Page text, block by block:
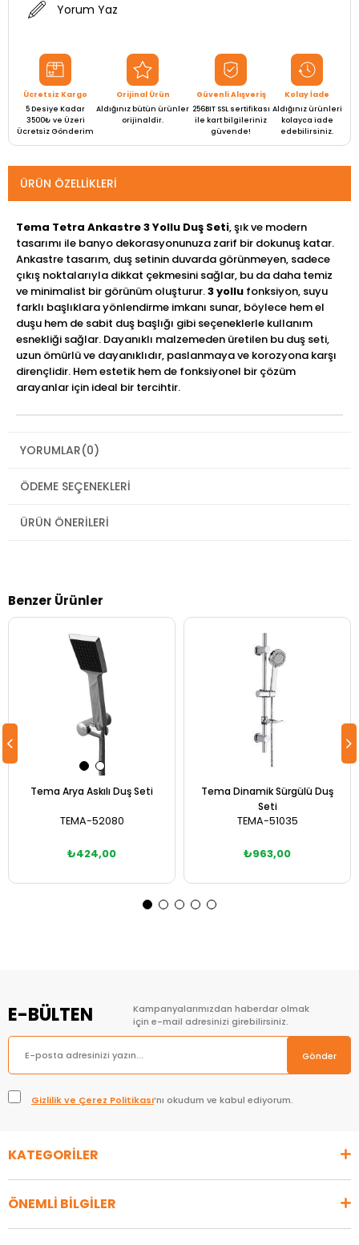
Yorum Yaz
Ücretsiz Kargo
5 Desiye Kadar
3500₺ ve Üzeri
Ücretsiz Gönderim
Orijinal Ürün
Aldığınız bütün ürünler
orijinaldir.
Güvenli Alışveriş
256BIT SSL sertifikası
ile kart bilgileriniz
güvende!
Kolay İade
Aldığınız ürünleri
kolayca iade
edebilirsiniz.
ÜRÜN ÖZELLIKLERI
Tema Tetra Ankastre 3 Yollu Duş Seti, şık ve modern
tasarımı ile banyo dekorasyonunuza zarif bir dokunuş katar.
Ankastre tasarım, duş setinin duvarda görünmeyen, sadece
çıkış noktalarıyla dikkat çekmesini sağlar, bu da daha temiz
ve minimalist bir görünüm oluşturur.3 yollu fonksiyon, suyu
farklı başlıklara yönlendirme imkanı sunar, böylece hem el
duşu hem de sabit duş başlığı gibi seçeneklerle kullanım
esnekliği sağlar. Dayanıklı malzemeden üretilen bu duş seti,
uzun ömürlü ve dayanıklıdır, paslanmaya ve korozyona karşı
dirençlidir. Hem estetik hem de fonksiyonel bir çözüm
arayanlar için ideal bir tercihtir.
YORUMLAR(0)
ÖDEME SEÇENEKLERI
ÜRÜN ÖNERILERI
Benzer Ürünler
Tema Arya Askılı Duş Seti
TEMA-52080
₺424,00
Tema Dinamik Sürgülü Duş
Seti
TEMA-51035
₺963,00
E-BÜLTEN
Kampanyalarımızdan haberdar olmak
için e-mail adresinizi girebilirsiniz.
Gönder
Gizlilik ve Çerez Politikası’nı okudum ve kabul ediyorum.
KATEGORİLER
ÖNEMLİ BİLGİLER